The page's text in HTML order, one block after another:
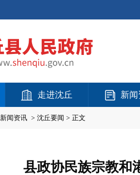
走进沈丘 新
新闻资讯 > 沈丘要闻 > 正文
县政协民族宗教和